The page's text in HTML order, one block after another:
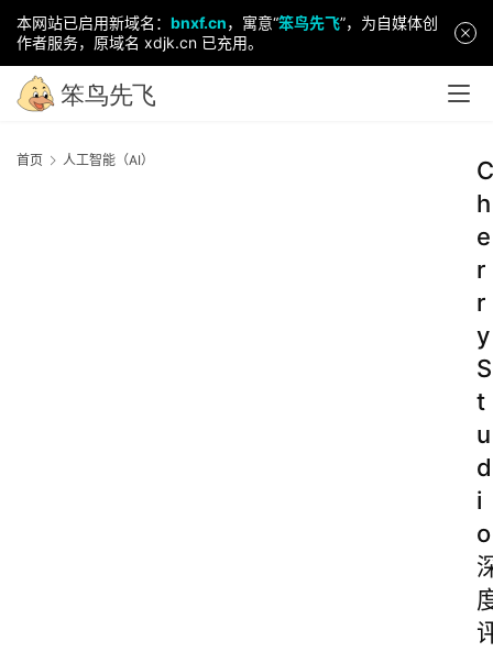
本网站已启用新域名： bnxf.cn，寓意“笨鸟先飞”，为自媒体创
作者服务，原域名 xdjk.cn 已充用。
首页 人工智能（AI）
C
h
e
r
r
y
S
t
u
d
i
o